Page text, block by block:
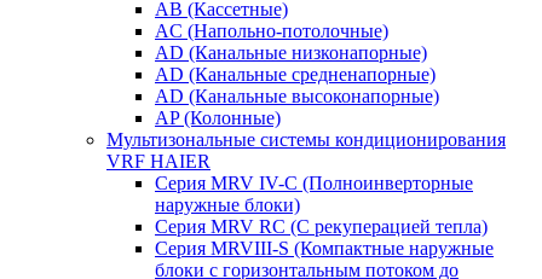
AB (Кассетные)
AC (Напольно-потолочные)
AD (Канальные низконапорные)
AD (Канальные средненапорные)
AD (Канальные высоконапорные)
AP (Колонные)
Мультизональные системы кондиционирования
VRF HAIER
Серия MRV IV-C (Полноинверторные
наружные блоки)
Серия MRV RC (С рекуперацией тепла)
Серия MRVIII-S (Компактные наружные
блоки с горизонтальным потоком до